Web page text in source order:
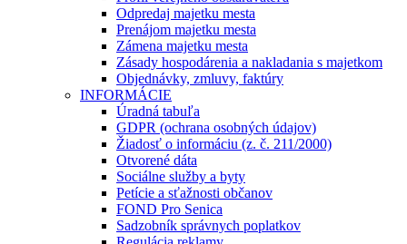
Odpredaj majetku mesta
Prenájom majetku mesta
Zámena majetku mesta
Zásady hospodárenia a nakladania s majetkom
Objednávky, zmluvy, faktúry
INFORMÁCIE
Úradná tabuľa
GDPR (ochrana osobných údajov)
Žiadosť o informáciu (z. č. 211/2000)
Otvorené dáta
Sociálne služby a byty
Petície a sťažnosti občanov
FOND Pro Senica
Sadzobník správnych poplatkov